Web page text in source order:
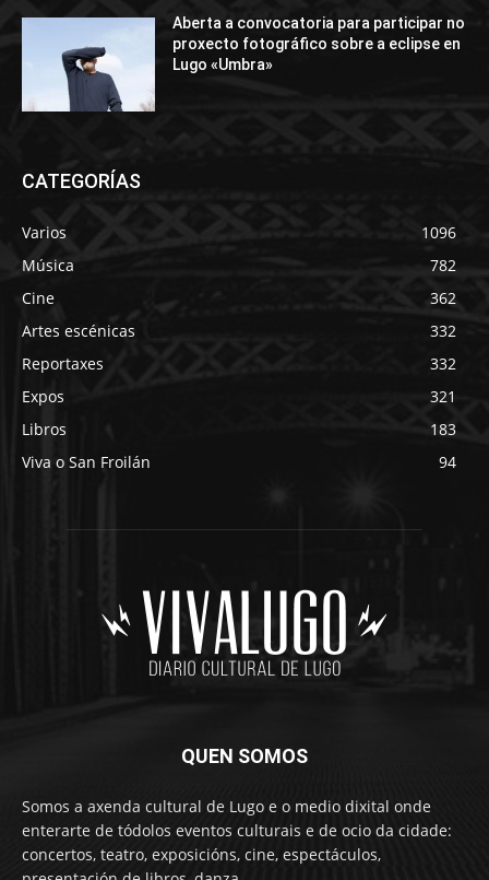
Aberta a convocatoria para participar no
proxecto fotográfico sobre a eclipse en
Lugo «Umbra»
CATEGORÍAS
Varios
1096
Música
782
Cine
362
Artes escénicas
332
Reportaxes
332
Expos
321
Libros
183
Viva o San Froilán
94
QUEN SOMOS
Somos a axenda cultural de Lugo e o medio dixital onde
enterarte de tódolos eventos culturais e de ocio da cidade:
concertos, teatro, exposicións, cine, espectáculos,